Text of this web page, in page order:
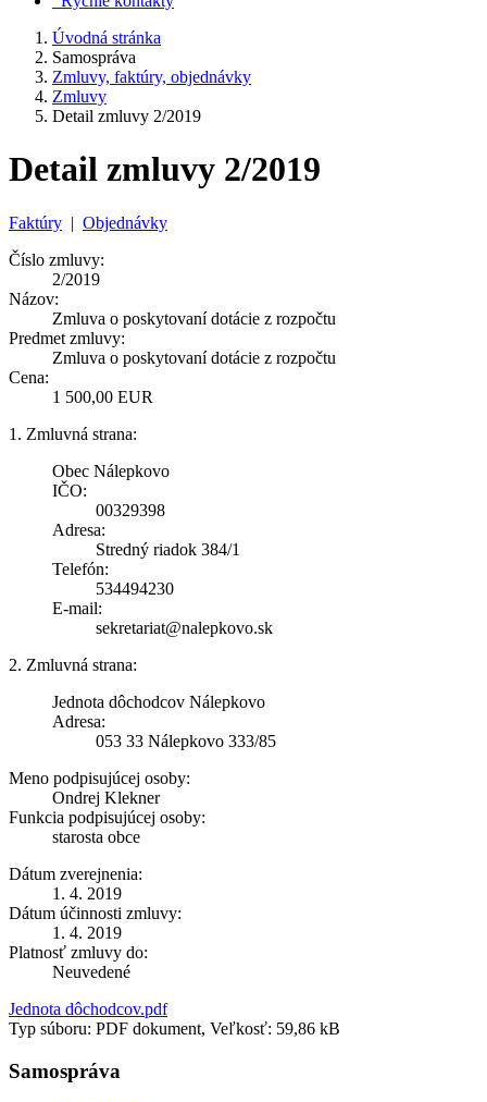
Úvodná stránka
Samospráva
Zmluvy, faktúry, objednávky
Zmluvy
Detail zmluvy 2/2019
Detail zmluvy 2/2019
Faktúry | Objednávky
Číslo zmluvy:
2/2019
Názov:
Zmluva o poskytovaní dotácie z rozpočtu
Predmet zmluvy:
Zmluva o poskytovaní dotácie z rozpočtu
Cena:
1 500,00 EUR
1. Zmluvná strana:
Obec Nálepkovo
IČO:
00329398
Adresa:
Stredný riadok 384/1
Telefón:
534494230
E-mail:
sekretariat@nalepkovo.sk
2. Zmluvná strana:
Jednota dôchodcov Nálepkovo
Adresa:
053 33 Nálepkovo 333/85
Meno podpisujúcej osoby:
Ondrej Klekner
Funkcia podpisujúcej osoby:
starosta obce
Dátum zverejnenia:
1. 4. 2019
Dátum účinnosti zmluvy:
1. 4. 2019
Platnosť zmluvy do:
Neuvedené
Jednota dôchodcov.pdf
Typ súboru: PDF dokument, Veľkosť: 59,86 kB
Samospráva